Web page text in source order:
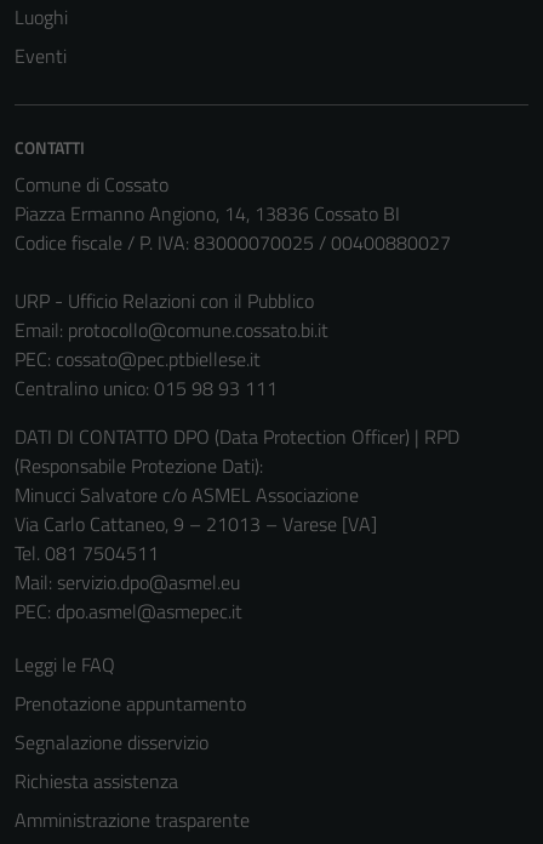
Luoghi
Eventi
CONTATTI
Comune di Cossato
Piazza Ermanno Angiono, 14, 13836 Cossato BI
Codice fiscale / P. IVA: 83000070025 / 00400880027
URP - Ufficio Relazioni con il Pubblico
Email: protocollo@comune.cossato.bi.it
PEC: cossato@pec.ptbiellese.it
Centralino unico: 015 98 93 111
DATI DI CONTATTO DPO (Data Protection Officer) | RPD
(Responsabile Protezione Dati):
Minucci Salvatore c/o ASMEL Associazione
Via Carlo Cattaneo, 9 – 21013 – Varese [VA]
Tel. 081 7504511
Mail: servizio.dpo@asmel.eu
PEC: dpo.asmel@asmepec.it
Leggi le FAQ
Prenotazione appuntamento
Segnalazione disservizio
Richiesta assistenza
Amministrazione trasparente
per il
essere
disabilitati.
non raccolgono
informazioni